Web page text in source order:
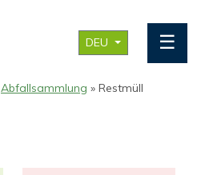
DEU ☰
Abfallsammlung » Restmüll